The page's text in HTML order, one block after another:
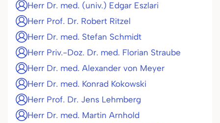
Herr Dr. med. (univ.) Edgar Eszlari
Herr Prof. Dr. Robert Ritzel
Herr Dr. med. Stefan Schmidt
Herr Priv.-Doz. Dr. med. Florian Straube
Herr Dr. med. Alexander von Meyer
Herr Dr. med. Konrad Kokowski
Herr Prof. Dr. Jens Lehmberg
Herr Dr. med. Martin Arnhold